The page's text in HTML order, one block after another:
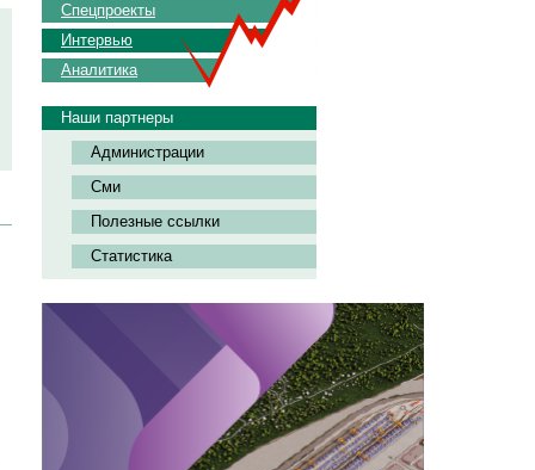
Спецпроекты
Интервью
Аналитика
Наши партнеры
Администрации
Сми
Полезные ссылки
Статистика